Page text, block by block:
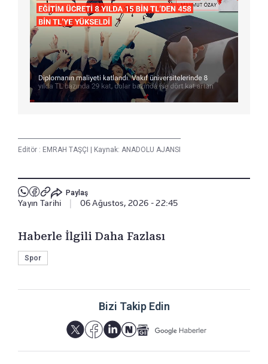
Editör : EMRAH TAŞÇI Kaynak: ANADOLU AJANSI
Paylaş
Yayın Tarihi 06 Ağustos, 2026 - 22:45
Haberle İlgili Daha Fazlası
Spor
Bizi Takip Edin